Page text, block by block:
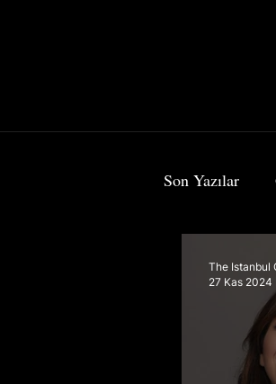
Son Yazılar
The Istanbul
27 Kas 2024